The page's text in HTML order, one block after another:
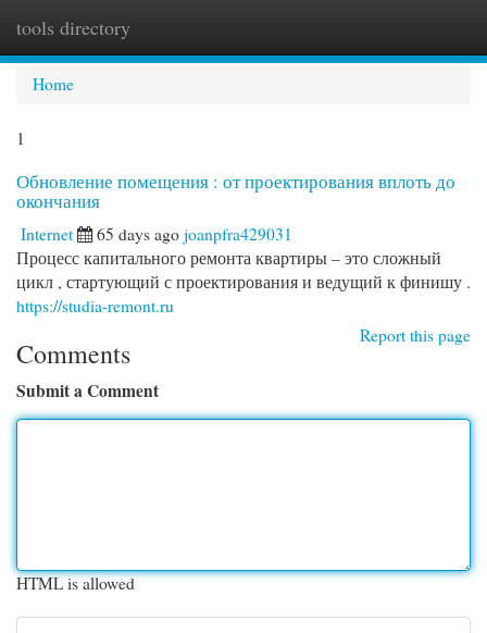
tools directory
Home
1
Обновление помещения : от проектирования вплоть до
окончания
Internet 65 days ago joanpfra429031
Процесс капитального ремонта квартиры – это сложный
цикл , стартующий с проектирования и ведущий к финишу .
https://studia-remont.ru
Report this page
Comments
Submit a Comment
HTML is allowed